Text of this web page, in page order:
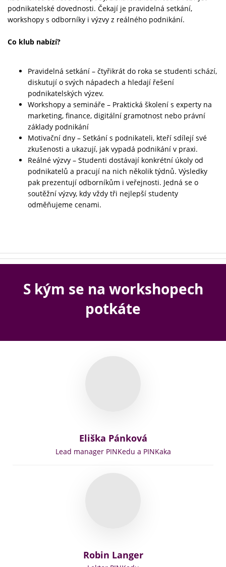
podnikatelské dovednosti. Čekají je pravidelná setkání,
workshopy s odborníky i výzvy z reálného podnikání.
Co klub nabízí?
Pravidelná setkání – čtyřikrát do roka se studenti schází,
diskutují o svých nápadech a hledají řešení
podnikatelských výzev.
Workshopy a semináře – Praktická školení s experty na
marketing, finance, digitální gramotnost nebo právní
základy podnikání
Motivační dny – Setkání s podnikateli, kteří sdílejí své
zkušenosti a ukazují, jak vypadá podnikání v praxi.
Reálné výzvy – Studenti dostávají konkrétní úkoly od
podnikatelů a pracují na nich několik týdnů. Výsledky
pak prezentují odborníkům i veřejnosti. Jedná se o
soutěžní výzvy, kdy vždy tři nejlepší studenty
odměňujeme cenami.
S kým se na workshopech
potkáte
Eliška Pánková
Lead manager PINKedu a PINKaka
Robin Langer